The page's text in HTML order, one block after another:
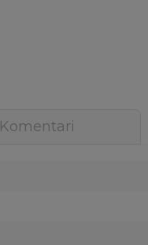
Komentari